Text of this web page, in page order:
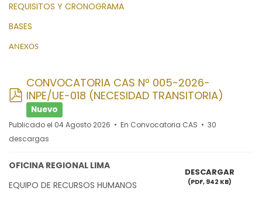
REQUISITOS Y CRONOGRAMA
BASES
ANEXOS
pdf
CONVOCATORIA CAS Nº 005-2026-
INPE/UE-018 (NECESIDAD TRANSITORIA)
Nuevo
Publicado el 04 Agosto 2026 En Convocatoria CAS
30
descargas
DESCARGAR
(PDF, 942 KB)
OFICINA REGIONAL LIMA
EQUIPO DE RECURSOS HUMANOS